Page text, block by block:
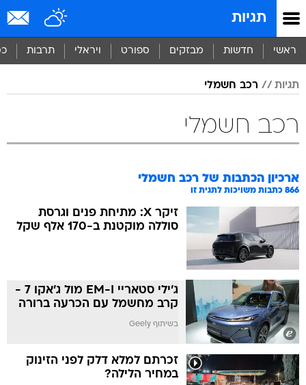
תגיות
ראשי חדשות מבזקים ספורט ויראלי תרבות
תגיות רכב חשמלי
רכב חשמלי
ארכיון הכתבות של רכב חשמלי
866 כתבות משויכות לתגית זו
זיקר X: מתיחת פנים וגרסת
סוללה מוקטנת ב-170 אלף שקל
ג'ילי סטאריי EM-I מול ג'אקו 7 -
קרב מחשמל עם הכרעה ברורה
בשיתוף Geely
זכרתם למלא דלק לפני הזינוק
במחיר הלילה?